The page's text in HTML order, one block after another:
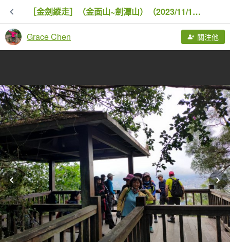
［金劍縱走］（金面山~劍潭山）（2023/11/14）
Grace Chen 關注他